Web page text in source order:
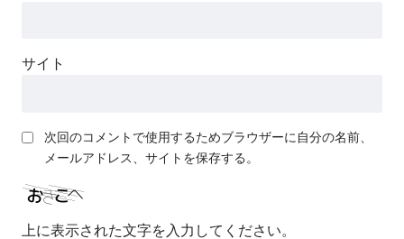
サイト
次回のコメントで使用するためブラウザーに自分の名前、
メールアドレス、サイトを保存する。
上に表示された文字を入力してください。